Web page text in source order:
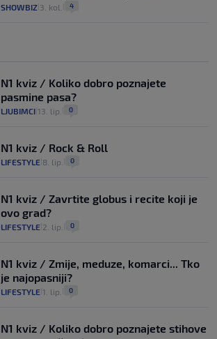
SHOWBIZ 3. kol. 4
N1 kviz / Koliko dobro poznajete
pasmine pasa?
LJUBIMCI 13. lip. 0
N1 kviz / Rock & Roll
LIFESTYLE 8. lip. 0
N1 kviz / Zavrtite globus i recite koji je
ovo grad?
LIFESTYLE 2. lip. 0
N1 kviz / Zmije, meduze, komarci... Tko
je najopasniji?
LIFESTYLE 1. lip. 0
N1 kviz / Koliko dobro poznajete stihove